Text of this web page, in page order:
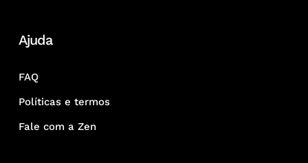
Ajuda
FAQ
Políticas e termos
Fale com a Zen